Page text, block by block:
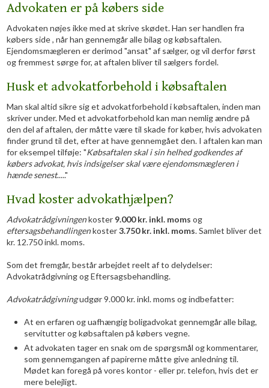
Advokaten er på købers side
Advokaten nøjes ikke med at skrive skødet. Han ser handlen fra
købers side , når han gennemgår alle bilag og købsaftalen.
Ejendomsmægleren er derimod "ansat" af sælger, og vil derfor først
og fremmest sørge for, at aftalen bliver til sælgers fordel.
Husk et advokatforbehold i købsaftalen
Man skal altid sikre sig et advokatforbehold i købsaftalen, inden man
skriver under. Med et advokatforbehold kan man nemlig ændre på
den del af aftalen, der måtte være til skade for køber, hvis advokaten
finder grund til det, efter at have gennemgået den. I aftalen kan man
for eksempel tilføje: "Købsaftalen skal i sin helhed godkendes af
købers advokat, hvis indsigelser skal være ejendomsmægleren i
hænde senest....."
Hvad koster advokathjælpen?
Advokatrådgivningenkoster 9.000 kr. inkl. moms og
eftersagsbehandlingenkoster3.750 kr. inkl. moms. Samlet bliver det
kr. 12.750 inkl. moms.
Som det fremgår, består arbejdet reelt af to delydelser:
Advokatrådgivning og Eftersagsbehandling.
Advokatrådgivningudgør 9.000 kr. inkl. moms og indbefatter:
At en erfaren og uafhængig boligadvokat gennemgår alle bilag,
servitutter og købsaftalen på købers vegne.
At advokaten tager en snak om de spørgsmål og kommentarer,
som gennemgangen af papirerne måtte give anledning til.
Mødet kan foregå på vores kontor - eller pr. telefon, hvis det er
mere belejligt.